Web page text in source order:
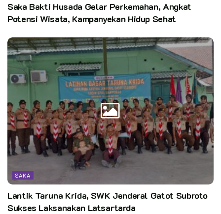
Kata Kunci:
Kodim 0701/ BMS Sukses Tuan Rumah Giat 9 Saka Kwarcab
Saka Bakti Husada Gelar Perkemahan, Angkat
Potensi Wisata, Kampanyekan Hidup Sehat
SAKA
Lantik Taruna Krida, SWK Jenderal Gatot Subroto
Sukses Laksanakan Latsartarda